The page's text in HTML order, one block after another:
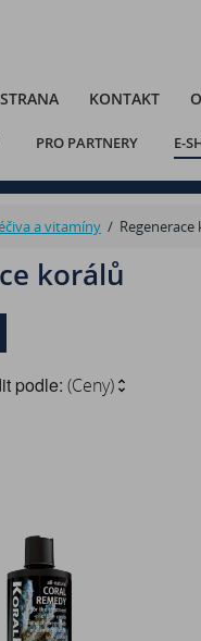
KONTAKT
PRO PARTNERY E-
a vitamíny/ Regenerace
korálů
podle: (Ceny)